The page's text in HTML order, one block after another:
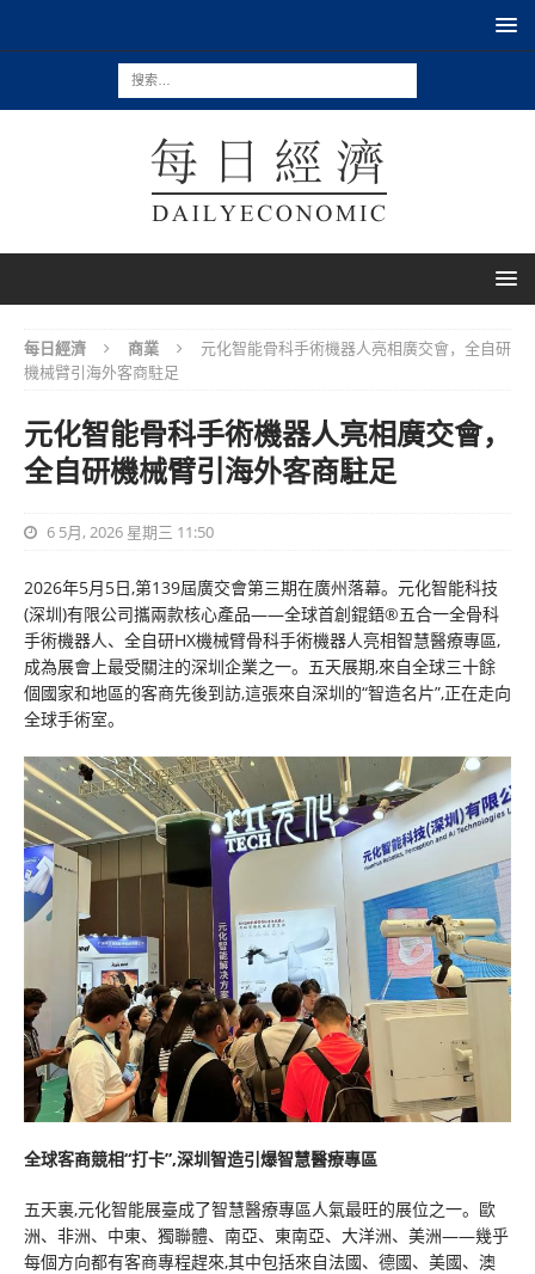
每日經濟 商業
元化智能骨科手術機器人亮相廣交會，全自研
機械臂引海外客商駐足
元化智能骨科手術機器人亮相廣交會，
全自研機械臂引海外客商駐足
6 5月, 2026 星期三 11:50
2026年5月5日,第139屆廣交會第三期在廣州落幕。元化智能科技
(深圳)有限公司攜兩款核心產品——全球首創錕鋙®五合一全骨科
手術機器人、全自研HX機械臂骨科手術機器人亮相智慧醫療專區,
成為展會上最受關注的深圳企業之一。五天展期,來自全球三十餘
個國家和地區的客商先後到訪,這張來自深圳的“智造名片”,正在走向
全球手術室。
全球客商競相“打卡”,深圳智造引爆智慧醫療專區
五天裏,元化智能展臺成了智慧醫療專區人氣最旺的展位之一。歐
洲、非洲、中東、獨聯體、南亞、東南亞、大洋洲、美洲——幾乎
每個方向都有客商專程趕來,其中包括來自法國、德國、美國、澳